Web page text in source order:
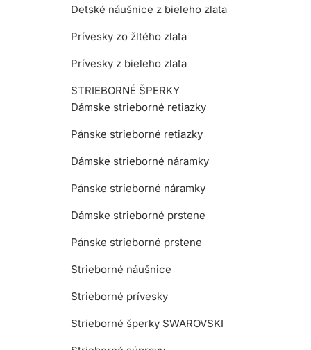
Detské náušnice z bieleho zlata
Prívesky zo žltého zlata
Prívesky z bieleho zlata
STRIEBORNÉ ŠPERKY
Dámske strieborné retiazky
Pánske strieborné retiazky
Dámske strieborné náramky
Pánske strieborné náramky
Dámske strieborné prstene
Pánske strieborné prstene
Strieborné náušnice
Strieborné prívesky
Strieborné šperky SWAROVSKI